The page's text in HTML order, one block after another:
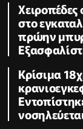
στο
πρώην
Κρίσιμα